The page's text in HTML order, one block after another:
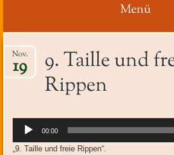
Menü
zum
Inhalt
9. Taille und
Rippen
Nov.
19
Audio-
Player
00:00
„9. Taille und freie Rippen“.